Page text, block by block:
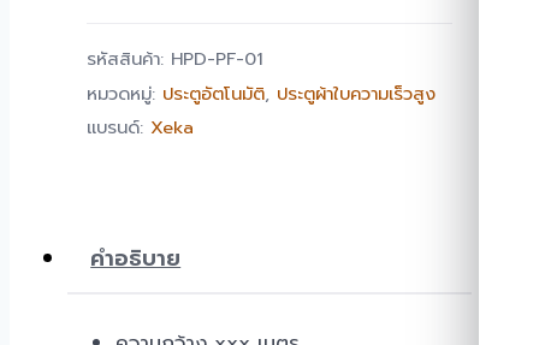
รหัสสินค้า: HPD-PF-01
หมวดหมู่: ประตูอัตโนมัติ, ประตูผ้าใบความเร็วสูง
แบรนด์: Xeka
คำอธิบาย